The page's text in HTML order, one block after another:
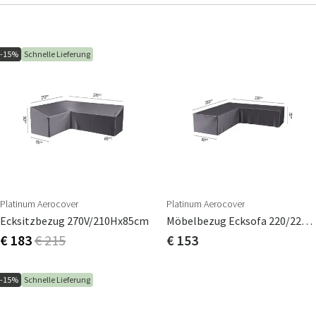
-15% Schnelle Lieferung
Platinum Aerocover
Ecksitzbezug 270V/210Hx85cm
€ 183€ 215
Platinum Aerocover
Möbelbezug Ecksofa 220/220X90cm
€ 153
-15% Schnelle Lieferung